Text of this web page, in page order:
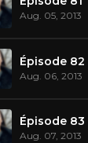
Aug. 05, 2013
Épisode 82
Aug. 06, 2013
Épisode 83
Aug. 07, 2013